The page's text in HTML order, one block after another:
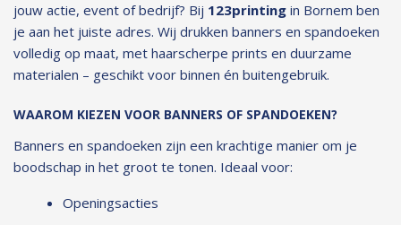
jouw actie, event of bedrijf? Bij 123printing in Bornem ben
je aan het juiste adres. Wij drukken banners en spandoeken
volledig op maat, met haarscherpe prints en duurzame
materialen – geschikt voor binnen én buitengebruik.
WAAROM KIEZEN VOOR BANNERS OF SPANDOEKEN?
Banners en spandoeken zijn een krachtige manier om je
boodschap in het groot te tonen. Ideaal voor:
Openingsacties